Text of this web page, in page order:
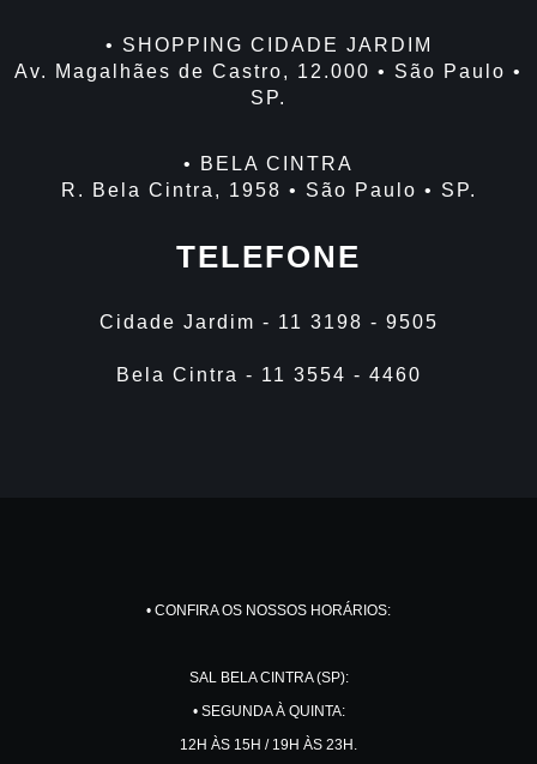
• SHOPPING CIDADE JARDIM
Av. Magalhães de Castro, 12.000 • São Paulo •
SP.
• BELA CINTRA
R. Bela Cintra, 1958 • São Paulo • SP.
TELEFONE
Cidade Jardim - 11 3198 - 9505
Bela Cintra - 11 3554 - 4460
• CONFIRA OS NOSSOS HORÁRIOS:
SAL BELA CINTRA (SP):
• SEGUNDA À QUINTA:
12H ÀS 15H / 19H ÀS 23H.